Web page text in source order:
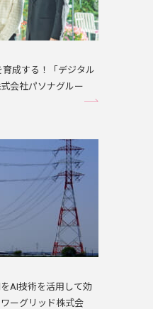
成する！「デジタル
会社パソナグルー
AI技術を活用して効
ーグリッド株式会